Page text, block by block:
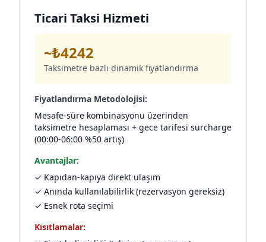
Ticari Taksi Hizmeti
~₺4242
Taksimetre bazlı dinamik fiyatlandırma
Fiyatlandırma Metodolojisi:
Mesafe-süre kombinasyonu üzerinden
taksimetre hesaplaması + gece tarifesi surcharge
(00:00-06:00 %50 artış)
Avantajlar:
✓ Kapıdan-kapıya direkt ulaşım
✓ Anında kullanılabilirlik (rezervasyon gereksiz)
✓ Esnek rota seçimi
Kısıtlamalar: